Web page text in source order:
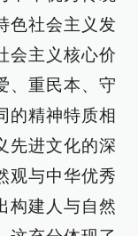
色社会主义发
会主义核心价
、重民本、守
的精神特质相
先进文化的深
观与中华优秀
构建人与自然